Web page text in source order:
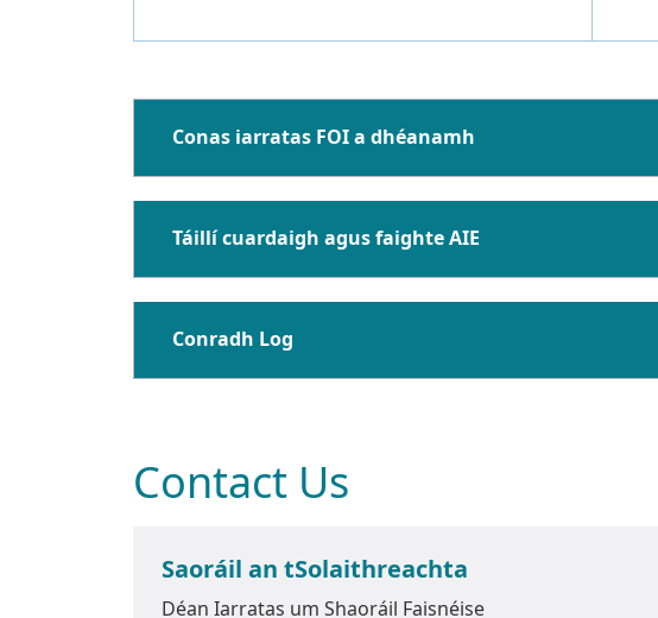
Conas iarratas FOI a dhéanamh
Táillí cuardaigh agus faighte AIE
Conradh Log
Contact Us
Saoráil an tSolaithreachta
Déan Iarratas um Shaoráil Faisnéise